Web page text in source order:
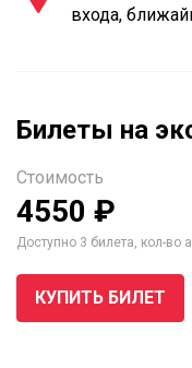
входа,
Билеты на
Стоимость
4550 ₽
Доступно 3 билета, кол-во
КУПИТЬ БИЛЕТ